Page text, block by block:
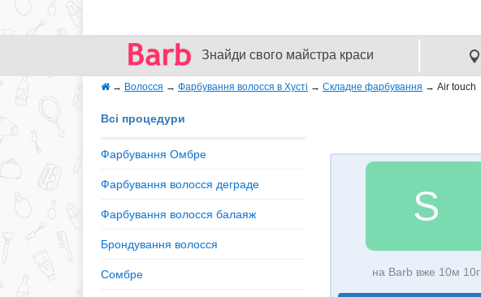
Знайди свого майстра краси
→ Волосся → Фарбування волосся в Хусті → Складне фарбування → Air touch
Всі процедури
Фарбування Омбре
Фарбування волосся деграде
Фарбування волосся балаяж
Брондування волосся
Сомбре
S
на Barb вже 10м 10г